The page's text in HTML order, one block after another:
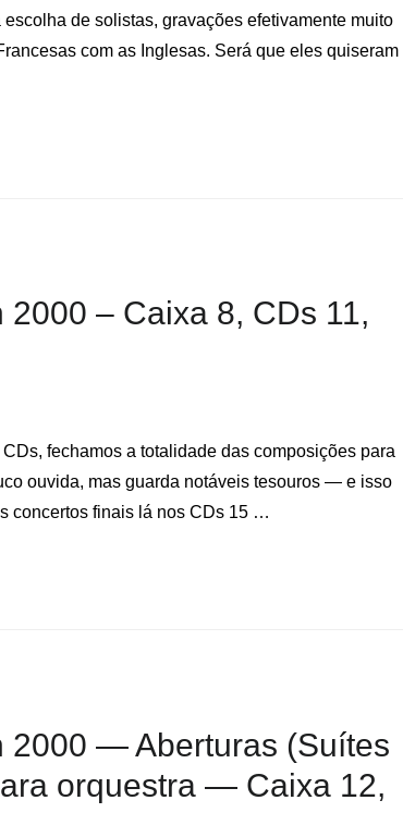
de solistas, gravações efetivamente muito
com as Inglesas. Será que eles quiseram
– Caixa 8, CDs 11,
fechamos a totalidade das composições para
ouvida, mas guarda notáveis tesouros — e isso
concertos finais lá nos CDs 15 …
2000 — Aberturas (Suítes
orquestra — Caixa 12,